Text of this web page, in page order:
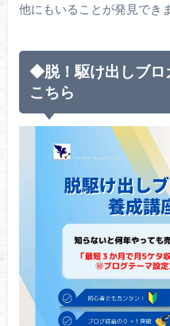
他にもいることが発見でき
◆脱！駆け出しブロ
こちら